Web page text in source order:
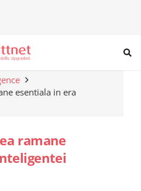
When autocomplete results
esentiala in era
ramane